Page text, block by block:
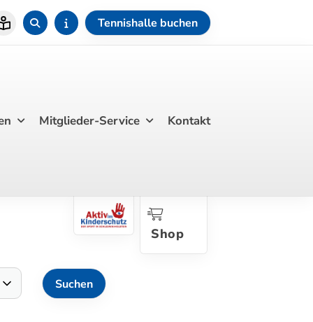
Tennishalle buchen
Mitglieder-Service Kontakt
Shop